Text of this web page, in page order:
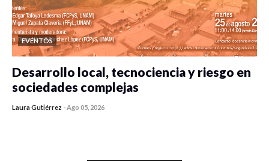
EVENTOS
Desarrollo local, tecnociencia y riesgo en
sociedades complejas
Laura Gutiérrez -Ago 05, 2026